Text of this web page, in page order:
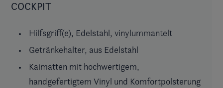
COCKPIT
Hilfsgriff(e), Edelstahl, vinylummantelt
Getränkehalter, aus Edelstahl
Kaimatten mit hochwertigem,
handgefertigtem Vinyl und Komfortpolsterung